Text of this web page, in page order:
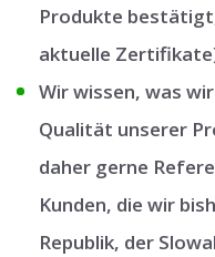
Produkte
aktuelle
Wir wissen, was
Qualität unserer
daher gerne
Kunden, die wir
Republik, der